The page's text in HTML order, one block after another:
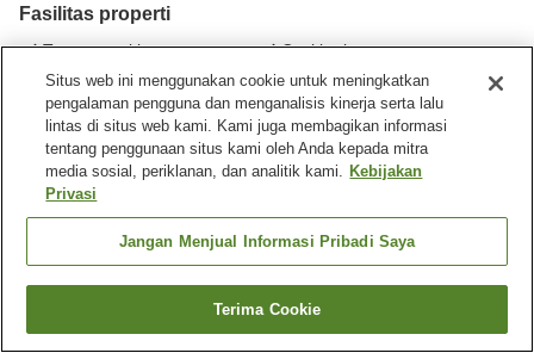
Fasilitas properti
Tempat parkir
Cuci kering
Pelayanan kamar
Beranda Indonesia Kepulauan Riau
Batam
Hotel Fresh One
Cari kamar
Situs web ini menggunakan cookie untuk meningkatkan
pengalaman pengguna dan menganalisis kinerja serta lalu
lintas di situs web kami. Kami juga membagikan informasi
tentang penggunaan situs kami oleh Anda kepada mitra
media sosial, periklanan, dan analitik kami. Kebijakan
Privasi
Jangan Menjual Informasi Pribadi Saya
Terima Cookie